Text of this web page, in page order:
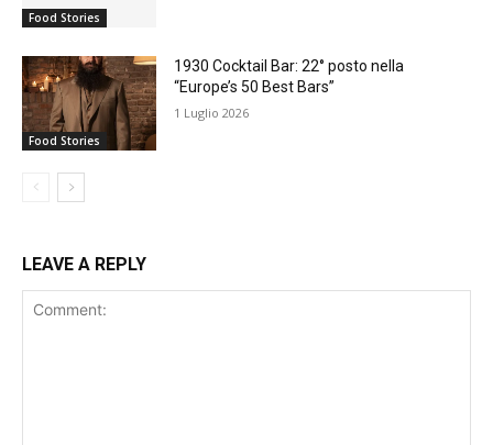
Food Stories
Food Stories
1930 Cocktail Bar: 22° posto nella
“Europe’s 50 Best Bars”
1 Luglio 2026
LEAVE A REPLY